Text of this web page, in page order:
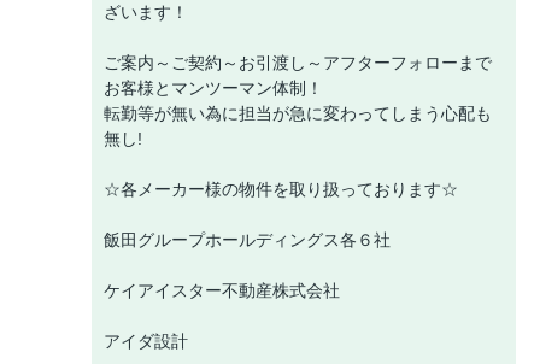
ざいます！
ご案内～ご契約～お引渡し～アフターフォローまで
お客様とマンツーマン体制！
転勤等が無い為に担当が急に変わってしまう心配も
無し!
☆各メーカー様の物件を取り扱っております☆
飯田グループホールディングス各６社
ケイアイスター不動産株式会社
アイダ設計